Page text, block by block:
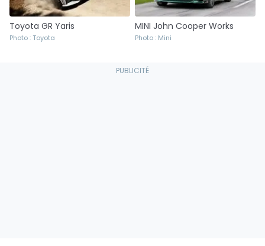
Toyota GR Yaris
Photo : Toyota
MINI John Cooper Works
Photo : Mini